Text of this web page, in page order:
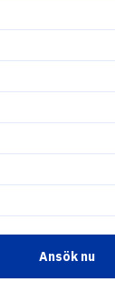
Ansök nu